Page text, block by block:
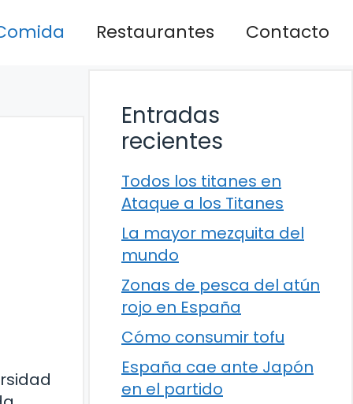
Restaurantes Contacto
Entradas
recientes
Todos los titanes en
Ataque a los Titanes
La mayor mezquita del
mundo
Zonas de pesca del atún
rojo en España
Cómo consumir tofu
España cae ante Japón
en el partido